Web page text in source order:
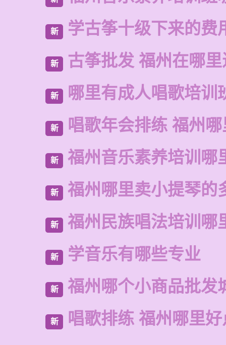
新 学古筝十级下来的费
新 古筝批发 福州在哪
新 哪里有成人唱歌培训
新 唱歌年会排练 福州
新 福州音乐素养培训哪
新 福州哪里卖小提琴的
新 福州民族唱法培训哪
新 学音乐有哪些专业
新 福州哪个小商品批发
新 唱歌排练 福州哪里